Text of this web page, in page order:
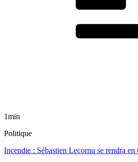
1min
Politique
Incendie : Sébastien Lecornu se rendra